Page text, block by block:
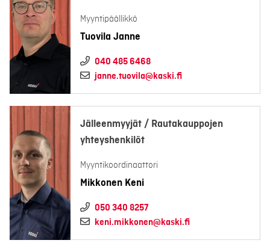
Myyntipäällikkö
Tuovila Janne
040 485 6468
janne.tuovila@kaski.fi
Jälleenmyyjät / Rautakauppojen
yhteyshenkilöt
Myyntikoordinaattori
Mikkonen Keni
050 340 8257
keni.mikkonen@kaski.fi